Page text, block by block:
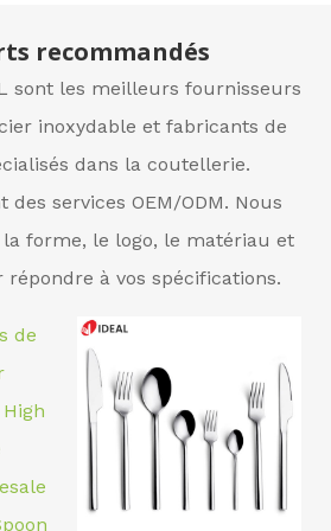
recommandés
sont les meilleurs fournisseurs
inoxydable et fabricants de
dans la coutellerie.
services OEM/ODM. Nous
forme, le logo, le matériau et
à vos spécifications.